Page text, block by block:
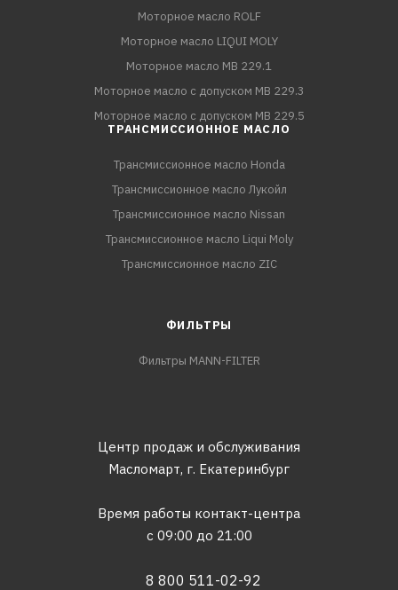
Моторное масло ROLF
Моторное масло LIQUI MOLY
Моторное масло MB 229.1
Моторное масло с допуском MB 229.3
Моторное масло с допуском MB 229.5
ТРАНСМИССИОННОЕ МАСЛО
Трансмиссионное масло Honda
Трансмиссионное масло Лукойл
Трансмиссионное масло Nissan
Трансмиссионное масло Liqui Moly
Трансмиссионное масло ZIC
ФИЛЬТРЫ
Фильтры MANN-FILTER
Центр продаж и обслуживания
Масломарт, г. Екатеринбург
Время работы контакт-центра
с 09:00 до 21:00
8 800 511-02-92